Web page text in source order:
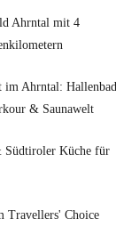
Ahrntal mit 4
im Ahrntal: Hallenbad,
& Saunawelt
Südtiroler Küche für
Travellers' Choice